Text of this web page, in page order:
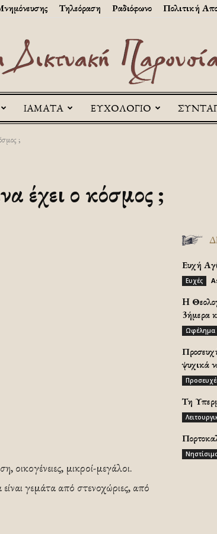
Τηλεόραση Ραδιόφωνο Πολιτική
Askitikon
ΙΑΜΑΤΑ ΕΥΧΟΛΟΓΙΟ
;
έχει ο κόσμος ;
οικογένειες, μικροί-μεγάλοι.
γεμάτα από στενοχώριες, από
Ευχή
Ευχές
H
3ήμερα
Ωφέλημα
ψυχικά
Τη